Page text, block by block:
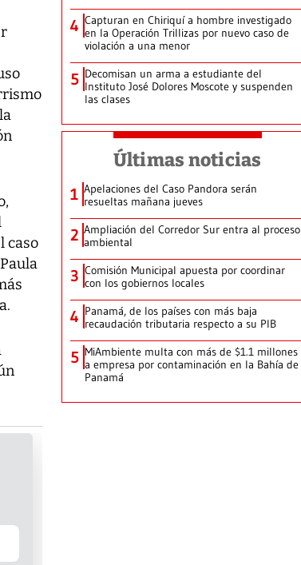
caso
4 Capturan en Chiriquí a hombre investigado
en la Operación Trillizas por nuevo caso de
violación a una menor
5 Decomisan un arma a estudiante del
Instituto José Dolores Moscote y suspenden
las clases
Últimas noticias
1 Apelaciones del Caso Pandora serán
resueltas mañana jueves
2 Ampliación del Corredor Sur entra al proceso
ambiental
3 Comisión Municipal apuesta por coordinar
con los gobiernos locales
4 Panamá, de los países con más baja
recaudación tributaria respecto a su PIB
5 MiAmbiente multa con más de $1.1 millones
a empresa por contaminación en la Bahía de
Panamá